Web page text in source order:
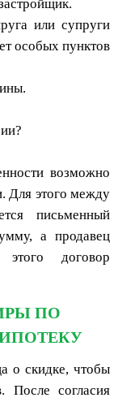
или супруги
особых пунктов
возможно
Для этого между
письменный
а продавец
договор
ПО
о скидке, чтобы
После согласия